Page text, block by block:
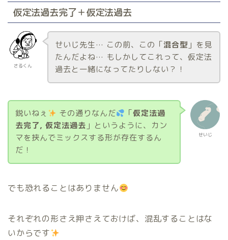
仮定法過去完了＋仮定法過去
さるくん
せいじ先生… この前、この「混合型 」を見
たんだよね… もしかしてこれって、仮定法
過去と一緒になってたりしない？！
せいじ
鋭いねぇ その通りなんだ 「仮定法過
去完了, 仮定法過去 」というように、カン
マを挟んでミックスする形が存在するん
だ！
でも恐れることはありません
それぞれの形さえ押さえておけば、混乱することはな
いからです